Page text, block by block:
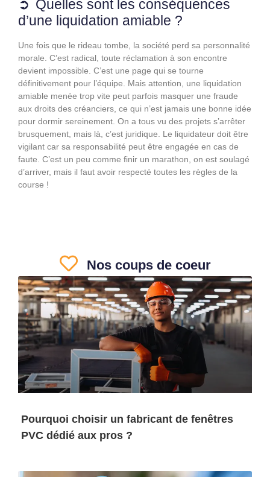
Quelles sont les conséquences
d’une liquidation amiable ?
Une fois que le rideau tombe, la société perd sa personnalité
morale. C’est radical, toute réclamation à son encontre
devient impossible. C’est une page qui se tourne
définitivement pour l’équipe. Mais attention, une liquidation
amiable menée trop vite peut parfois masquer une fraude
aux droits des créanciers, ce qui n’est jamais une bonne idée
pour dormir sereinement. On a tous vu des projets s’arrêter
brusquement, mais là, c’est juridique. Le liquidateur doit être
vigilant car sa responsabilité peut être engagée en cas de
faute. C’est un peu comme finir un marathon, on est soulagé
d’arriver, mais il faut avoir respecté toutes les règles de la
course !
Nos coups de coeur
Pourquoi choisir un fabricant de fenêtres
PVC dédié aux pros ?